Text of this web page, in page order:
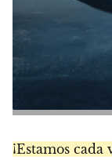
¡Estamos